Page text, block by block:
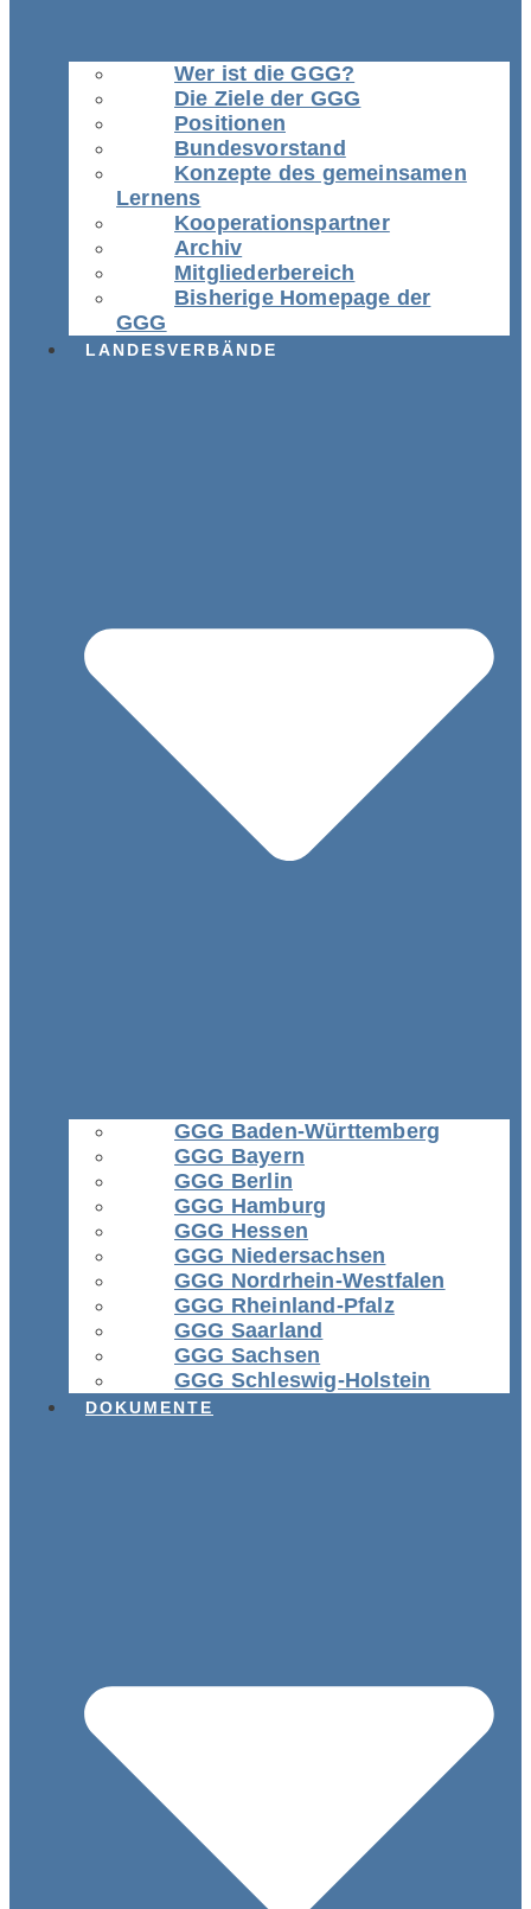
Wer ist die GGG?
Die Ziele der GGG
Positionen
Bundesvorstand
Konzepte des gemeinsamen
Lernens
Kooperationspartner
Archiv
Mitgliederbereich
Bisherige Homepage der
GGG
LANDESVERBÄNDE
GGG Baden-Württemberg
GGG Bayern
GGG Berlin
GGG Hamburg
GGG Hessen
GGG Niedersachsen
GGG Nordrhein-Westfalen
GGG Rheinland-Pfalz
GGG Saarland
GGG Sachsen
GGG Schleswig-Holstein
DOKUMENTE